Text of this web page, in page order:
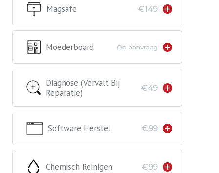
Magsafe €149
Moederboard Op aanvraag
Diagnose (vervalt Bij
Reparatie)
€49
Software Herstel €99
Chemisch Reinigen €99